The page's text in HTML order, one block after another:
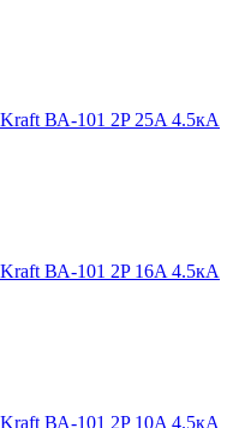
ВА-101 2P 25A 4.5кА
ВА-101 2P 16A 4.5кА
ВА-101 2P 10A 4.5кА